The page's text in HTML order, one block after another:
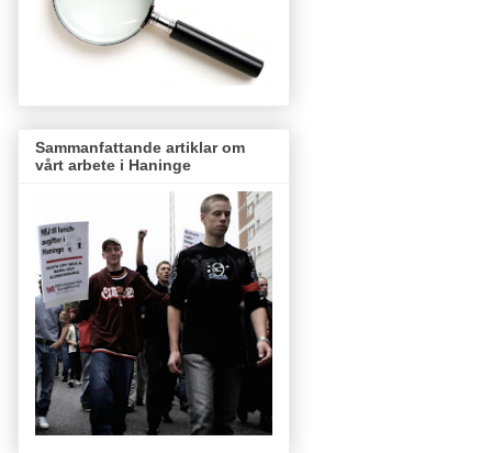
Sammanfattande artiklar om
vårt arbete i Haninge